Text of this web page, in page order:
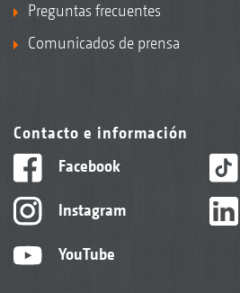
Preguntas frecuentes
Comunicados de prensa
Contacto e información
Facebook
Instagram
YouTube